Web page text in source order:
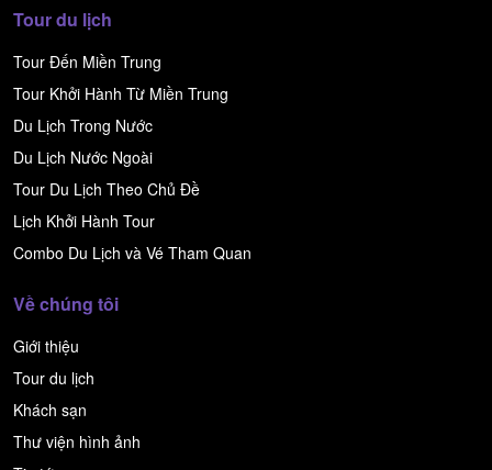
Tour du lịch
Tour Đến Miền Trung
Tour Khởi Hành Từ Miền Trung
Du Lịch Trong Nước
Du Lịch Nước Ngoài
Tour Du Lịch Theo Chủ Đề
Lịch Khởi Hành Tour
Combo Du Lịch và Vé Tham Quan
Về chúng tôi
Giới thiệu
Tour du lịch
Khách sạn
Thư viện hình ảnh